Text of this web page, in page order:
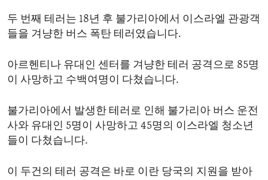
두 번째 테러는 18년 후 불가리아에서 이스라엘 관광객
들을 겨냥한 버스 폭탄 테러였습니다.
아르헨티나 유대인 센터를 겨냥한 테러 공격으로 85명
이 사망하고 수백여명이 다쳤습니다.
불가리아에서 발생한 테러로 인해 불가리아 버스 운전
사와 유대인 5명이 사망하고 45명의 이스라엘 청소년
들이 다쳤습니다.
이 두건의 테러 공격은 바로 이란 당국의 지원을 받아